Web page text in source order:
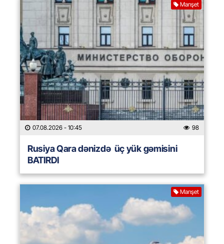
Manşet
07.08.2026 - 10:45 98
Rusiya Qara dənizdə üç yük gəmisini
BATIRDI
Manşet